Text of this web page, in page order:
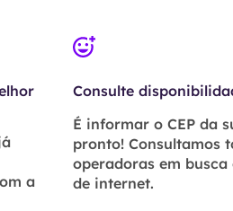
a
Consulte
É informar o CEP da
pronto! Consultamos
operadoras em
de internet.